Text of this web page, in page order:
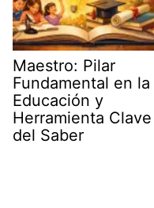
Maestro: Pilar
Fundamental en la
Educación y
Herramienta Clave
del Saber